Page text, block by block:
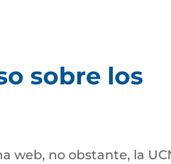
sobre los
web, no obstante, la